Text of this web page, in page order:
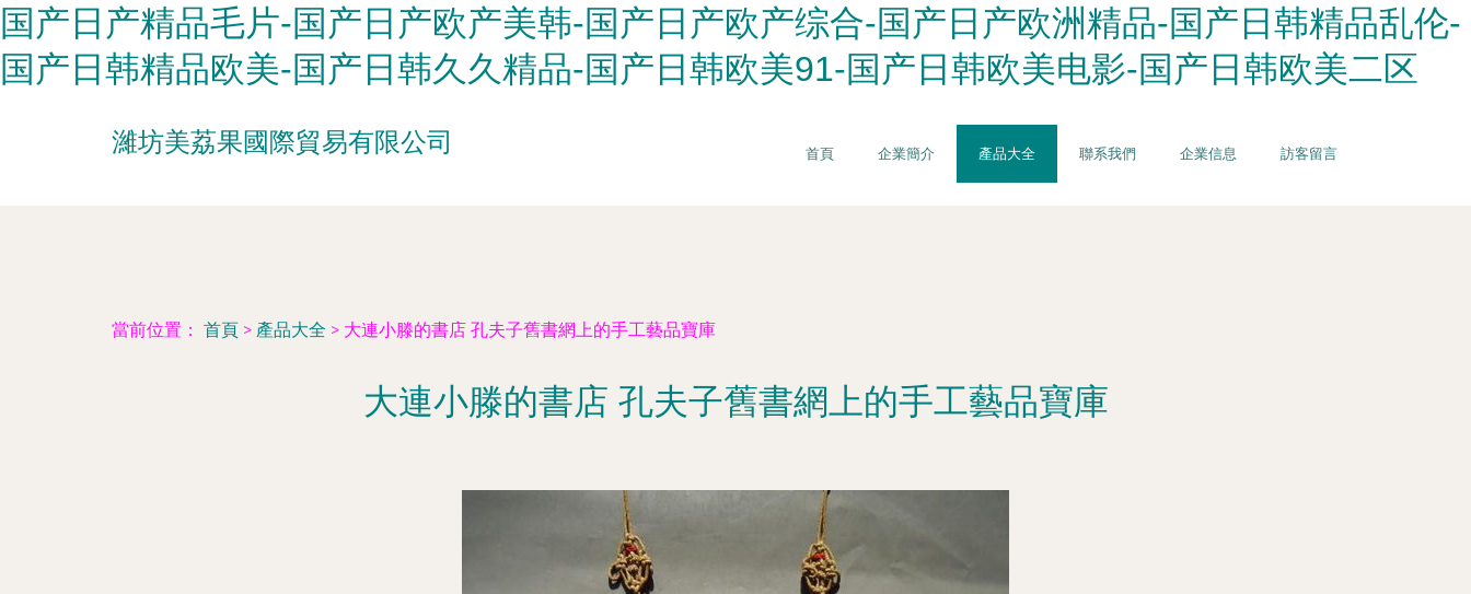
国产日产精品毛片-国产日产欧产美韩-国产日产欧产综合-国产日产欧洲精品-国产日韩精品乱伦-
国产日韩精品欧美-国产日韩久久精品-国产日韩欧美91-国产日韩欧美电影-国产日韩欧美二区
濰坊美荔果國際貿易有限公司 首頁 企業簡介 產品大全 聯系我們 企業信息 訪客留言
當前位置： 首頁 > 產品大全 > 大連小滕的書店 孔夫子舊書網上的手工藝品寶庫
大連小滕的書店 孔夫子舊書網上的手工藝品寶庫